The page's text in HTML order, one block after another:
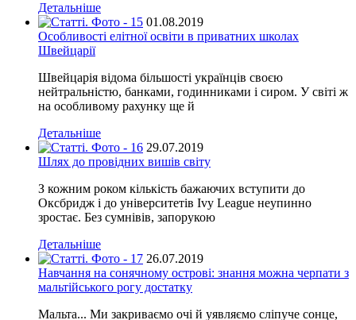
Детальніше
01.08.2019
Особливості елітної освіти в приватних школах
Швейцарії
Швейцарія відома більшості українців своєю
нейтральністю, банками, годинниками і сиром. У світі ж
на особливому рахунку ще й
Детальніше
29.07.2019
Шлях до провідних вишів світу
З кожним роком кількість бажаючих вступити до
Оксбридж і до університетів Ivy League неупинно
зростає. Без сумнівів, запорукою
Детальніше
26.07.2019
Навчання на сонячному острові: знання можна черпати з
мальтійського рогу достатку
Мальта... Ми закриваємо очі й уявляємо сліпуче сонце,